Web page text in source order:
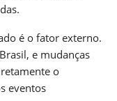
é o fator externo.
e mudanças
o
eventos